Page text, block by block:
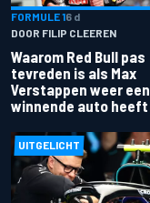
FORMULE 16 d
DOOR FILIP CLEEREN
Waarom Red Bull pas
tevreden is als Max
Verstappen weer een
winnende auto heeft
UITGELICHT